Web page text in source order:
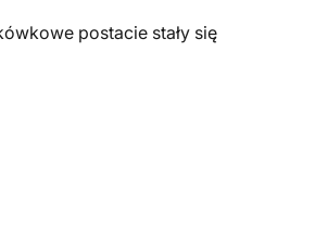
postacie stały się